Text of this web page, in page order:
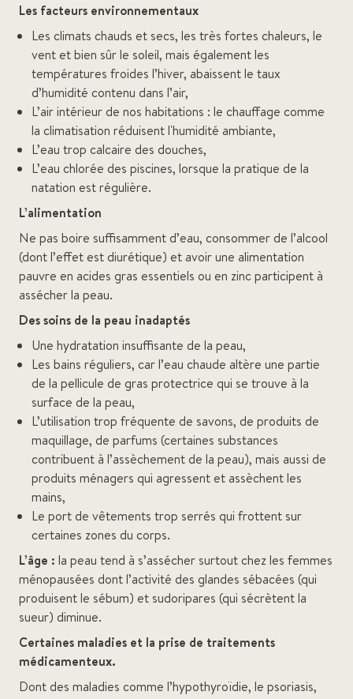
Les facteurs environnementaux
Les climats chauds et secs, les très fortes chaleurs, le
vent et bien sûr le soleil, mais également les
températures froides l’hiver, abaissent le taux
d’humidité contenu dans l’air,
L’air intérieur de nos habitations : le chauffage comme
la climatisation réduisent l'humidité ambiante,
L’eau trop calcaire des douches,
L’eau chlorée des piscines, lorsque la pratique de la
natation est régulière.
L’alimentation
Ne pas boire suffisamment d’eau, consommer de l’alcool
(dont l’effet est diurétique) et avoir une alimentation
pauvre en acides gras essentiels ou en zinc participent à
assécher la peau.
Des soins de la peau inadaptés
Une hydratation insuffisante de la peau,
Les bains réguliers, car l’eau chaude altère une partie
de la pellicule de gras protectrice qui se trouve à la
surface de la peau,
L’utilisation trop fréquente de savons, de produits de
maquillage, de parfums (certaines substances
contribuent à l’assèchement de la peau), mais aussi de
produits ménagers qui agressent et assèchent les
mains,
Le port de vêtements trop serrés qui frottent sur
certaines zones du corps.
L’âge : la peau tend à s’assécher surtout chez les femmes
ménopausées dont l’activité des glandes sébacées (qui
produisent le sébum) et sudoripares (qui sécrètent la
sueur) diminue.
Certaines maladies et la prise de traitements
médicamenteux.
Dont des maladies comme l’hypothyroïdie, le psoriasis,